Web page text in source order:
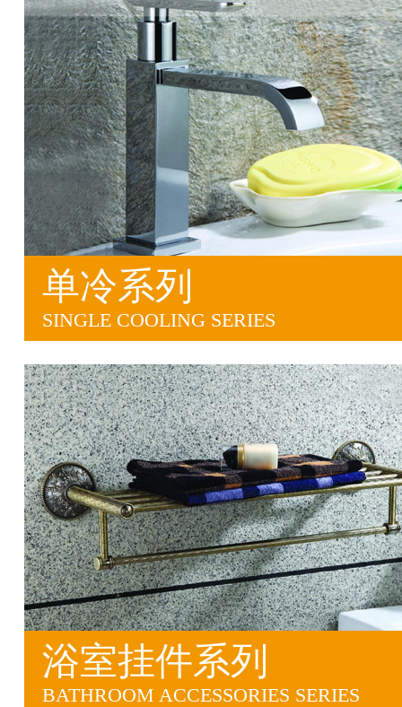
单冷系列
SINGLE COOLING SERIES
浴室挂件系列
BATHROOM ACCESSORIES SERIES